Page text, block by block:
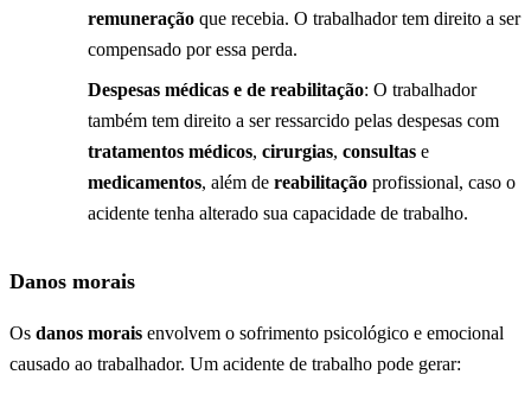
remuneração que recebia. O trabalhador tem direito a ser
compensado por essa perda.
Despesas médicas e de reabilitação: O trabalhador
também tem direito a ser ressarcido pelas despesas com
tratamentos médicos, cirurgias, consultas e
medicamentos, além de reabilitação profissional, caso o
acidente tenha alterado sua capacidade de trabalho.
Danos morais
Os danos morais envolvem o sofrimento psicológico e emocional
causado ao trabalhador. Um acidente de trabalho pode gerar: